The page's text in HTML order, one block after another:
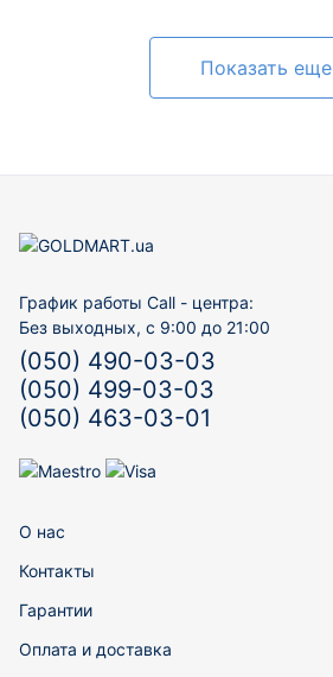
Показать еще
График работы Call - центра:
Без выходных, с 9:00 до 21:00
(050) 490-03-03
(050) 499-03-03
(050) 463-03-01
О нас
Контакты
Гарантии
Оплата и доставка